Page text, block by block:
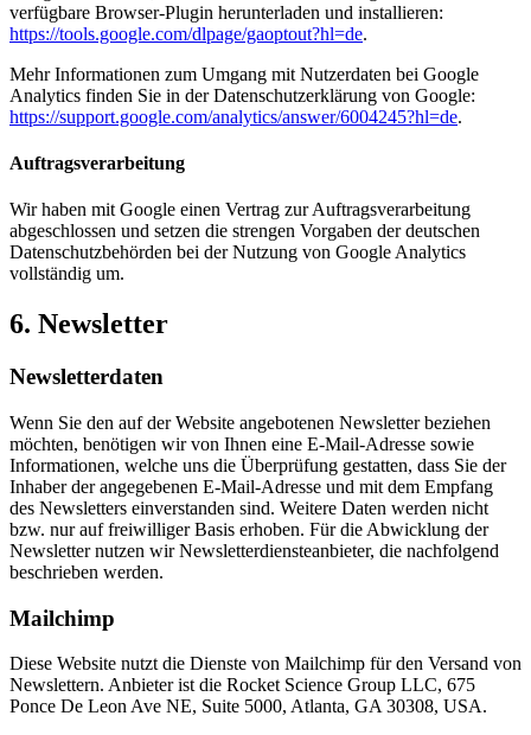
verfügbare Browser-Plugin herunterladen und installieren:
https://tools.google.com/dlpage/gaoptout?hl=de.
Mehr Informationen zum Umgang mit Nutzerdaten bei Google
Analytics finden Sie in der Datenschutzerklärung von Google:
https://support.google.com/analytics/answer/6004245?hl=de.
Auftragsverarbeitung
Wir haben mit Google einen Vertrag zur Auftragsverarbeitung
abgeschlossen und setzen die strengen Vorgaben der deutschen
Datenschutzbehörden bei der Nutzung von Google Analytics
vollständig um.
6. Newsletter
Newsletter­daten
Wenn Sie den auf der Website angebotenen Newsletter beziehen
möchten, benötigen wir von Ihnen eine E-Mail-Adresse sowie
Informationen, welche uns die Überprüfung gestatten, dass Sie der
Inhaber der angegebenen E-Mail-Adresse und mit dem Empfang
des Newsletters einverstanden sind. Weitere Daten werden nicht
bzw. nur auf freiwilliger Basis erhoben. Für die Abwicklung der
Newsletter nutzen wir Newsletterdiensteanbieter, die nachfolgend
beschrieben werden.
Mailchimp
Diese Website nutzt die Dienste von Mailchimp für den Versand von
Newslettern. Anbieter ist die Rocket Science Group LLC, 675
Ponce De Leon Ave NE, Suite 5000, Atlanta, GA 30308, USA.